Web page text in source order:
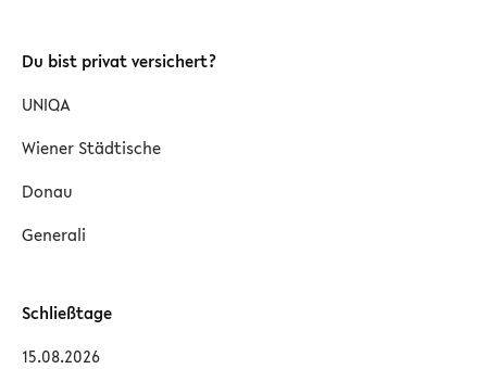
Du bist privat versichert?
UNIQA
Wiener Städtische
Donau
Generali
Schließtage
15.08.2026